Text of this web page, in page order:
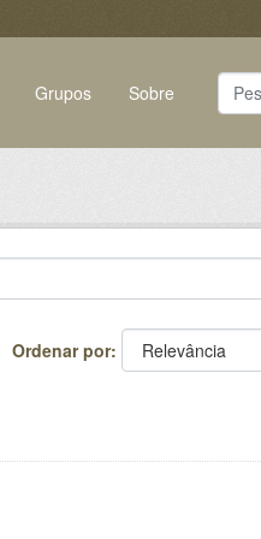
Grupos Sobre
Ordenar por